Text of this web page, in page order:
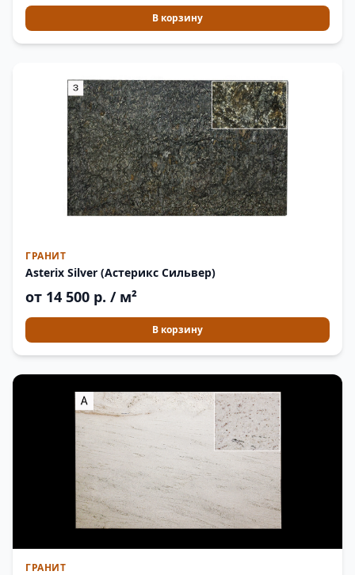
В корзину
ГРАНИТ
Asterix Silver (Астерикс Сильвер)
от 14 500 р. / м²
В корзину
ГРАНИТ